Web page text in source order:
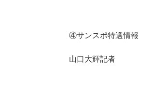
④サンスポ特選情報
山口大輝記者